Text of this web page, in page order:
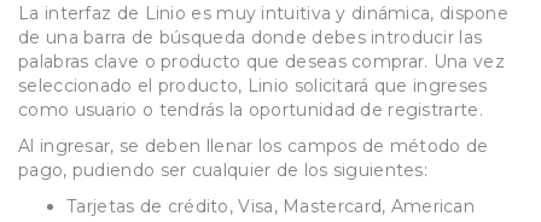
La interfaz de Linio es muy intuitiva y dinámica, dispone
de una barra de búsqueda donde debes introducir las
palabras clave o producto que deseas comprar. Una vez
seleccionado el producto, Linio solicitará que ingreses
como usuario o tendrás la oportunidad de registrarte.
Al ingresar, se deben llenar los campos de método de
pago, pudiendo ser cualquier de los siguientes:
Tarjetas de crédito, Visa, Mastercard, American